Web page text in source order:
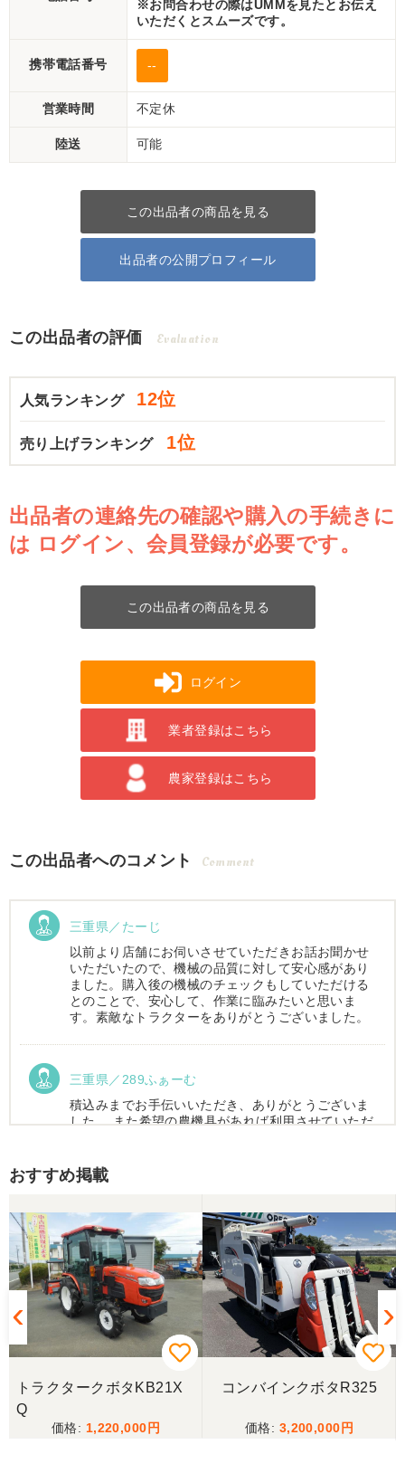
※お問合わせの際はUMMを見たとお伝え
いただくとスムーズです。
携帯電話番号 --
営業時間 不定休
陸送 可能
この出品者の商品を見る
出品者の公開プロフィール
この出品者の評価 Evaluation
人気ランキング 12位
売り上げランキング 1位
出品者の連絡先の確認や購入の手続きに
は ログイン、会員登録が必要です。
この出品者の商品を見る
ログイン
業者登録はこちら
農家登録はこちら
この出品者へのコメント Comment
三重県／たーじ
以前より店舗にお伺いさせていただきお話お聞かせ
いただいたので、機械の品質に対して安心感があり
ました。購入後の機械のチェックもしていただける
とのことで、安心して、作業に臨みたいと思いま
す。素敵なトラクターをありがとうございました。
三重県／289ふぁーむ
積込みまでお手伝いいただき、ありがとうございま
した。 また希望の農機具があれば利用させていただ
この度はお世話になりました。また、機会があれば
よろしくお願いします。
三重県／ユウスケ
購入から引き取りまでスムーズでした。ありがとう
ございました。
当方の要望に対して、素早く対応していただき感謝
おすすめ掲載
トラクタークボタKB21X
Q
1,220,000
コンバインクボタR325
3,200,000